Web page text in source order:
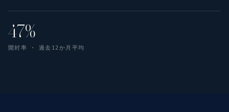
47%
開封率 · 過去12か月平均